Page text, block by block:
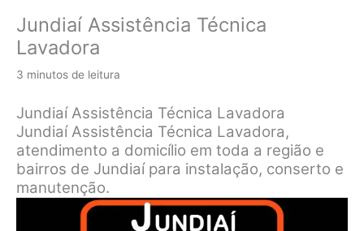
Jundiaí Assistência Técnica
Lavadora
3 minutos de leitura
Jundiaí Assistência Técnica Lavadora
Jundiaí Assistência Técnica Lavadora,
atendimento a domicílio em toda a região e
bairros de Jundiaí para instalação, conserto e
manutenção.